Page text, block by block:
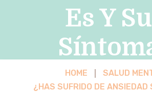
Es Y
HOME
SALUD
¿HAS SUFRIDO DE ANSIEDAD